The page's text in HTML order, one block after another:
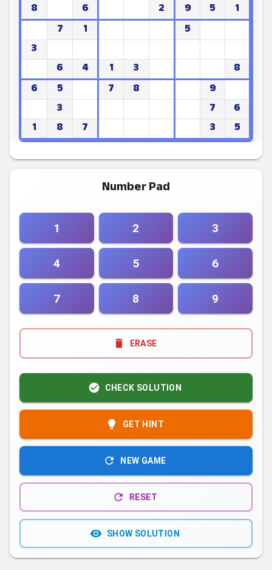
8
6 2 9 5
1
7
1
5
3
6
4 1 3
8
6
5 7 8
9
3
7
6
1
8 7 3 5
Number Pad
1 2 3
4 5 6
7 8 9
ERASE
CHECK SOLUTION
GET HINT
NEW GAME
RESET
SHOW SOLUTION